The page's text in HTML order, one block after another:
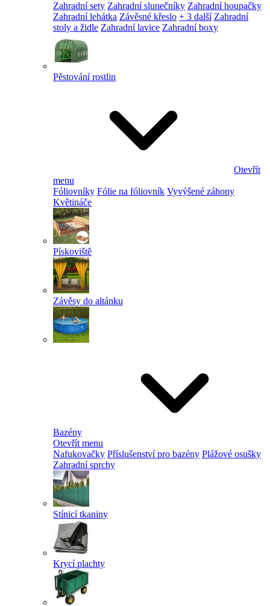
Zahradní sety Zahradní slunečníky Zahradní houpačky
Zahradní lehátka Závěsné křeslo + 3 další Zahradní
stoly a židle Zahradní lavice Zahradní boxy
Pěstování rostlin
Otevřít
menu
Fóliovníky Fólie na fóliovník Vyvýšené záhony
Květináče
Pískoviště
Závěsy do altánku
Bazény
Otevřít menu
Nafukovačky Příslušenství pro bazény Plážové osušky
Zahradní sprchy
Stínicí tkaniny
Krycí plachty